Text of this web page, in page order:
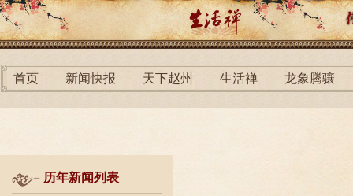
首页 新闻快报 天下赵州 生活禅 龙象腾骧
历年新闻列表